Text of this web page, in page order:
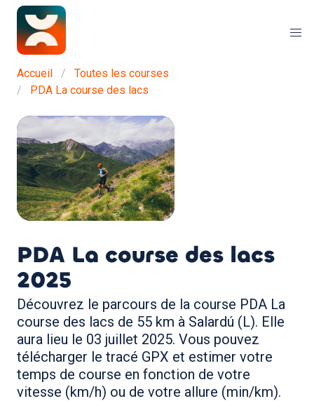
Accueil
Toutes les courses
PDA La course des lacs
PDA La course des lacs
2025
Découvrez le parcours de la course PDA La
course des lacs de 55 km à Salardú (L). Elle
aura lieu le 03 juillet 2025. Vous pouvez
télécharger le tracé GPX et estimer votre
temps de course en fonction de votre
vitesse (km/h) ou de votre allure (min/km).